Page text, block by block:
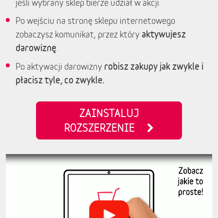
jeśli wybrany sklep bierze udział w akcji.
Po wejściu na stronę sklepu internetowego
zobaczysz komunikat, przez który aktywujesz
darowiznę
Po aktywacji darowizny robisz zakupy jak zwykle i
płacisz tyle, co zwykle.
ZAINSTALUJ
ROZSZERZENIE